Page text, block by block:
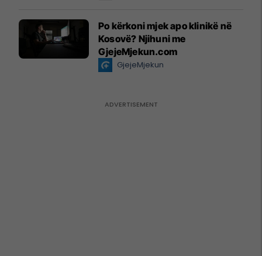
Po kërkoni mjek apo klinikë në
Kosovë? Njihuni me
GjejeMjekun.com
GjejeMjekun